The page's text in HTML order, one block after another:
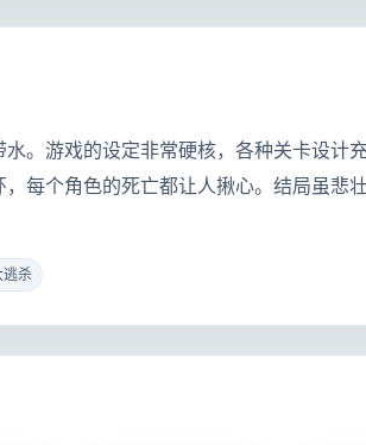
。游戏的设定非常硬核，各种关卡设计充
每个角色的死亡都让人揪心。结局虽悲
逃杀